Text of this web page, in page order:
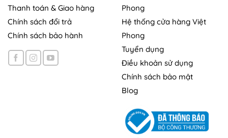
Thanh toán & Giao hàng
Chính sách đổi trả
Chính sách bảo hành
Phong
Hệ thống cửa hàng Việt
Phong
Tuyển dụng
Điều khoản sử dụng
Chính sách bảo mật
Blog